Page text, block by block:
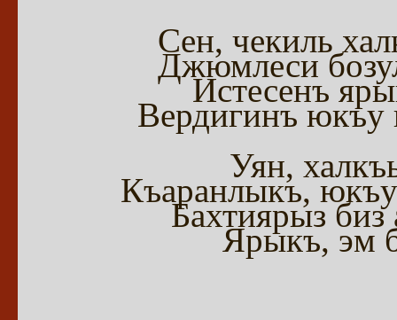
Сен, чекиль
Джюмлеси
Истесенъ
Вердигинъ юкъу
Уян,
Къаранлыкъ,
Бахтиярыз
Ярыкъ, эм